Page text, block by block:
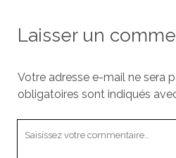
Laisser un
Votre adresse e-mail ne sera
obligatoires sont indiqués